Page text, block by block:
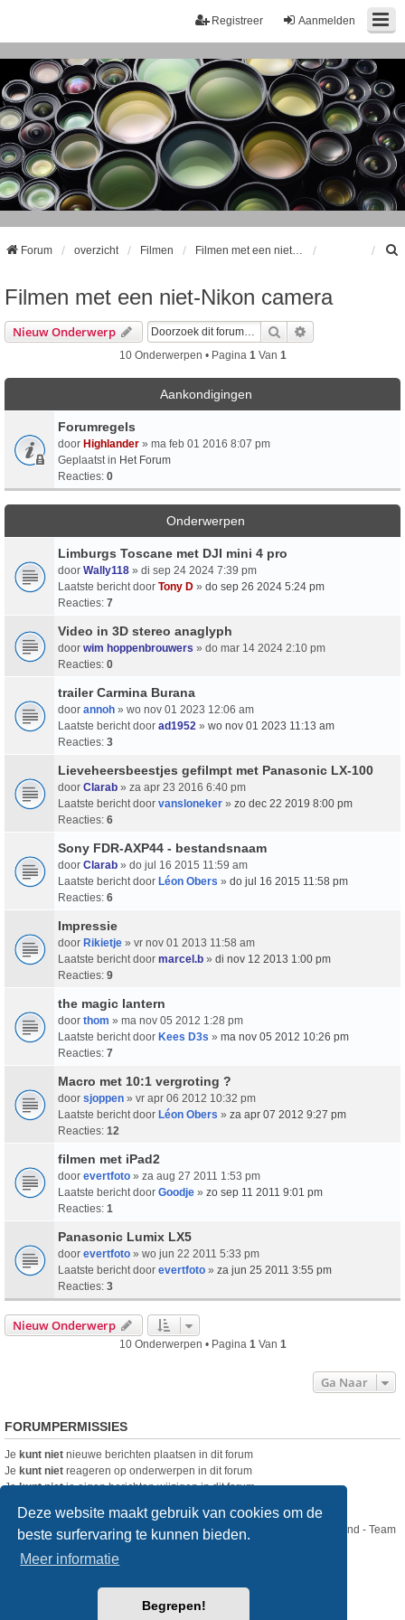
Deze website maakt gebruik van cookies om de
beste surfervaring te kunnen bieden.
Meer informatie
Begrepen!
Aanmelden
Registreer
Forum overzicht Filmen
Filmen met een niet-Nikon camera
Nieuw Onderwerp Zoek
10 Onderwerpen • Pagina 1 Van 1
Aankondigingen
Forumregels
door Highlander » ma feb 01 2016 8:07 pm
Geplaatst in Het Forum
Reacties: 0
Onderwerpen
Limburgs Toscane met DJI mini 4 pro
door Wally118 » di sep 24 2024 7:39 pm
Laatste bericht door Tony D » do sep 26 2024 5:24 pm
Reacties: 7
Video in 3D stereo anaglyph
door wim hoppenbrouwers » do mar 14 2024 2:10 pm
Reacties: 0
trailer Carmina Burana
door annoh » wo nov 01 2023 12:06 am
Laatste bericht door ad1952 » wo nov 01 2023 11:13 am
Reacties: 3
Lieveheersbeestjes gefilmpt met Panasonic LX-100
door Clarab » za apr 23 2016 6:40 pm
Laatste bericht door vansloneker » zo dec 22 2019 8:00 pm
Reacties: 6
Sony FDR-AXP44 - bestandsnaam
door Clarab » do jul 16 2015 11:59 am
Laatste bericht door Léon Obers » do jul 16 2015 11:58 pm
Reacties: 6
Impressie
door Rikietje » vr nov 01 2013 11:58 am
Laatste bericht door marcel.b » di nov 12 2013 1:00 pm
Reacties: 9
the magic lantern
door thom » ma nov 05 2012 1:28 pm
Laatste bericht door Kees D3s » ma nov 05 2012 10:26 pm
Reacties: 7
Macro met 10:1 vergroting ?
door sjoppen » vr apr 06 2012 10:32 pm
Laatste bericht door Léon Obers » za apr 07 2012 9:27 pm
Reacties: 12
filmen met iPad2
door evertfoto » za aug 27 2011 1:53 pm
Laatste bericht door Goodje » zo sep 11 2011 9:01 pm
Reacties: 1
Panasonic Lumix LX5
door evertfoto » wo jun 22 2011 5:33 pm
Laatste bericht door evertfoto » za jun 25 2011 3:55 pm
Reacties: 3
Nieuw Onderwerp
10 Onderwerpen • Pagina 1 Van 1
Ga Naar
FORUMPERMISSIES
Je kunt niet nieuwe berichten plaatsen in dit forum
Je kunt niet reageren op onderwerpen in dit forum
Jekunt nietje eigen berichten wijzigen in dit forum
Nikon Club Nederland - Team
Forum
Copyright © Nikon Club Nederland 2023
® Forum Software © phpBB Limited